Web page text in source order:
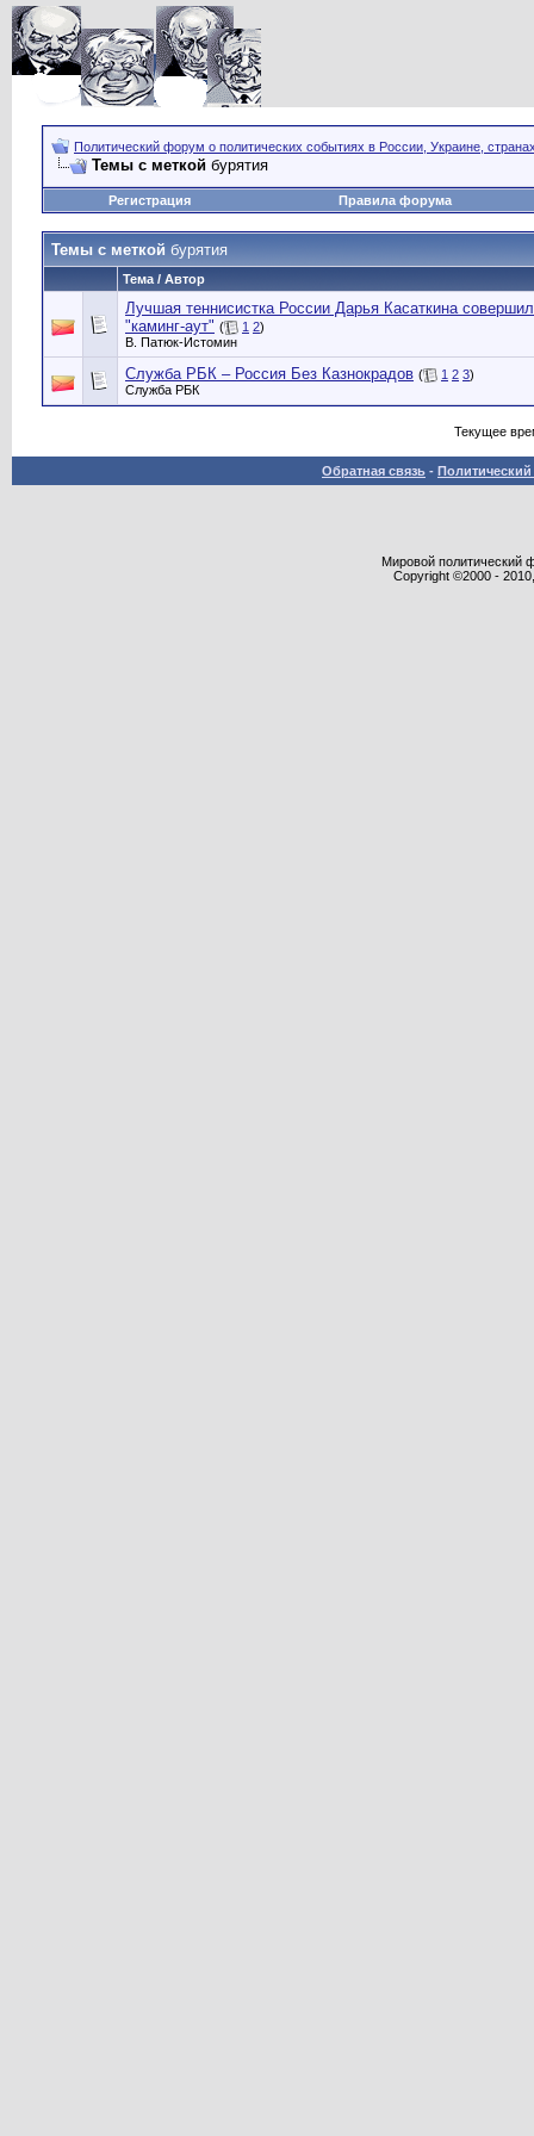
Политический форум о политических событиях в России, Украине,
Темы с меткой бурятия
Регистрация Правила форума
Темы с меткой бурятия
Тема / Автор
Лучшая теннисистка России Дарья Касаткина
"каминг-аут" ( 1 2)
В. Патюк-Истомин
Служба РБК – Россия Без Казнокрадов ( 1 2 3)
Служба РБК
Текущее
Обратная связь -
Мировой политический
Copyright ©2000 -